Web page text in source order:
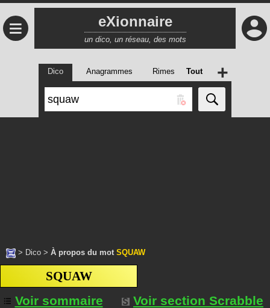
≡ eXionnaire
un dico, un réseau, des mots
Dico Anagrammes Rimes Tout +
> Dico > À propos du mot SQUAW
SQUAW
Voir sommaire
Voir section Scrabble